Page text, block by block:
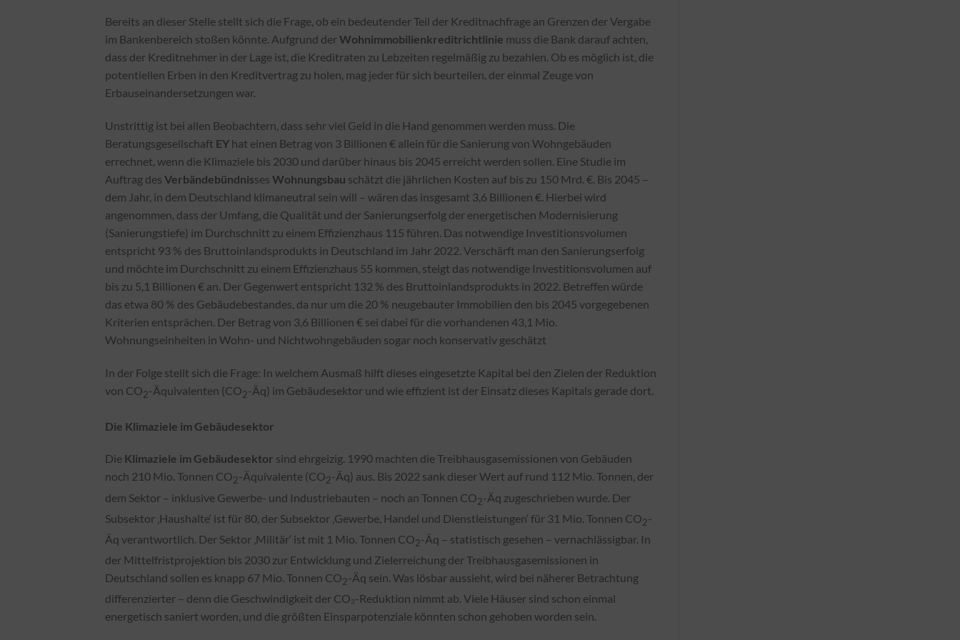
Bereits an dieser Stelle stellt sich die Frage, ob ein bedeutender Teil der Kreditnachfrage an Grenzen der Vergabe
im Bankenbereich stoßen könnte. Aufgrund derWohnimmobilienkreditrichtlinie muss die Bank darauf achten,
dass der Kreditnehmer in der Lage ist, die Kreditraten zu Lebzeiten regelmäßig zu bezahlen. Ob es möglich ist, die
potentiellen Erben in den Kreditvertrag zu holen, mag jeder für sich beurteilen, der einmal Zeuge von
Erbauseinandersetzungen war.
Unstrittig ist bei allen Beobachtern, dass sehr viel Geld in die Hand genommen werden muss. Die
Beratungsgesellschaft EY hat einen Betrag von 3 Billionen € allein für die Sanierung von Wohngebäuden
errechnet, wenn die Klimaziele bis 2030 und darüber hinaus bis 2045 erreicht werden sollen. Eine Studie im
Auftrag des Verbändebündnisses Wohnungsbau schätzt die jährlichen Kosten auf bis zu 150 Mrd. €. Bis 2045 –
dem Jahr, in dem Deutschland klimaneutral sein will – wären das insgesamt 3,6 Billionen €. Hierbei wird
angenommen, dass der Umfang, die Qualität und der Sanierungserfolg der energetischen Modernisierung
(Sanierungstiefe) im Durchschnitt zu einem Effizienzhaus 115 führen. Das notwendige Investitionsvolumen
entspricht 93 % des Bruttoinlandsprodukts in Deutschland im Jahr 2022. Verschärft man den Sanierungserfolg
und möchte im Durchschnitt zu einem Effizienzhaus 55 kommen, steigt das notwendige Investitionsvolumen auf
bis zu 5,1 Billionen € an. Der Gegenwert entspricht 132 % des Bruttoinlandsprodukts in 2022. Betreffen würde
das etwa 80 % des Gebäudebestandes, da nur um die 20 % neugebauter Immobilien den bis 2045 vorgegebenen
Kriterien entsprächen. Der Betrag von 3,6 Billionen € sei dabei für die vorhandenen 43,1 Mio.
Wohnungseinheiten in Wohn- und Nichtwohngebäuden sogar noch konservativ geschätzt
In der Folge stellt sich die Frage: In welchem Ausmaß hilft dieses eingesetzte Kapital bei den Zielen der Reduktion
von CO2-Äquivalenten (CO2-Äq) im Gebäudesektor und wie effizient ist der Einsatz dieses Kapitals gerade dort.
Die Klimaziele im Gebäudesektor
Die Klimaziele im Gebäudesektor sind ehrgeizig. 1990 machten die Treibhausgasemissionen von Gebäuden
noch 210 Mio. Tonnen CO2-Äquivalente (CO2-Äq) aus. Bis 2022 sank dieser Wert auf rund 112 Mio. Tonnen, der
dem Sektor – inklusive Gewerbe- und Industriebauten – noch an Tonnen CO2-Äq zugeschrieben wurde. Der
Subsektor ‚Haushalte‘ ist für 80, der Subsektor ‚Gewerbe, Handel und Dienstleistungen‘ für 31 Mio. Tonnen CO2-
Äq verantwortlich. Der Sektor ‚Militär‘ ist mit 1 Mio. Tonnen CO2-Äq – statistisch gesehen – vernach­lässigbar. In
der Mittelfristprojektion bis 2030 zur Entwicklung und Zielerreichung der Treibhausgasemissionen in
Deutschland sollen es knapp 67 Mio. Tonnen CO2-Äq sein. Was lösbar aussieht, wird bei näherer Betrachtung
differenzierter – denn die Geschwindigkeit der CO₂-Reduktion nimmt ab. Viele Häuser sind schon einmal
energetisch saniert worden, und die größten Einsparpotenziale könnten schon gehoben worden sein.